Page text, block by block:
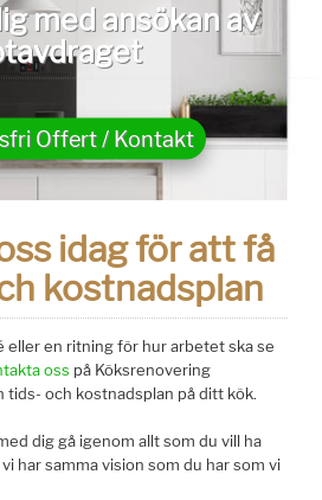
med ansökan av
Offert / Kontakt
idag för att få
kostnadsplan
eller en ritning för hur arbetet ska se
oss på Köksrenovering
tids- och kostnadsplan på ditt kök.
dig gå igenom allt som du vill ha
har samma vision som du har som vi